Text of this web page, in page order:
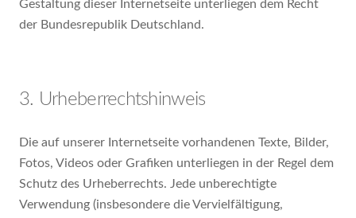
Gestaltung dieser Internetseite unterliegen dem Recht
der Bundesrepublik Deutschland.
3. Urheberrechtshinweis
Die auf unserer Internetseite vorhandenen Texte, Bilder,
Fotos, Videos oder Grafiken unterliegen in der Regel dem
Schutz des Urheberrechts. Jede unberechtigte
Verwendung (insbesondere die Vervielfältigung,